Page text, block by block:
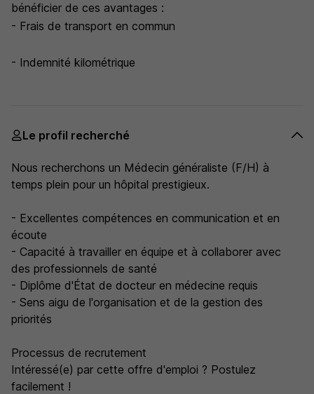
bénéficier de ces avantages :
- Frais de transport en commun
- Indemnité kilométrique
Le profil recherché
Nous recherchons un Médecin généraliste (F/H) à
temps plein pour un hôpital prestigieux.
- Excellentes compétences en communication et en
écoute
- Capacité à travailler en équipe et à collaborer avec
des professionnels de santé
- Diplôme d'État de docteur en médecine requis
- Sens aigu de l'organisation et de la gestion des
priorités
Processus de recrutement
Intéressé(e) par cette offre d'emploi ? Postulez
facilement !